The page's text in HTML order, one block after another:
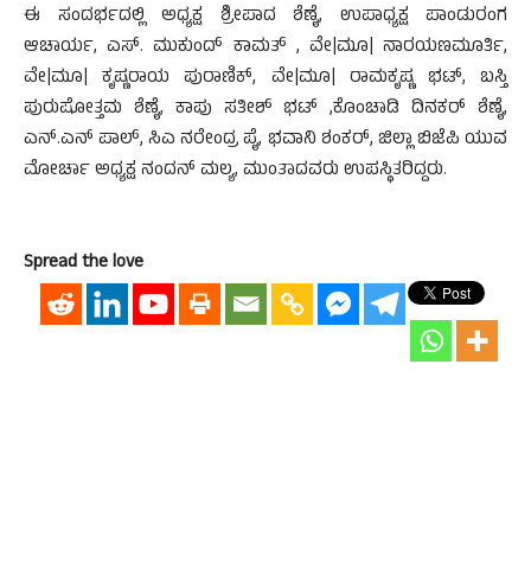
ಈ ಸಂದರ್ಭದಲ್ಲಿ ಅಧ್ಯಕ್ಷ ಶ್ರೀಪಾದ ಶೆಣೈ, ಉಪಾಧ್ಯಕ್ಷ ಪಾಂಡುರಂಗ
ಆಚಾರ್ಯ, ಎಸ್. ಮುಕುಂದ್ ಕಾಮತ್ , ವೇ|ಮೂ| ನಾರಯಣಮೂರ್ತಿ,
ವೇ|ಮೂ| ಕೃಷ್ಣರಾಯ ಪುರಾಣಿಕ್, ವೇ|ಮೂ| ರಾಮಕೃಷ್ಣ ಭಟ್, ಬಸ್ತಿ
ಪುರುಷೋತ್ತಮ ಶೆಣೈ, ಕಾಪು ಸತೀಶ್ ಭಟ್ ,ಕೊಂಚಾಡಿ ದಿನಕರ್ ಶೆಣೈ,
ಎನ್.ಎನ್ ಪಾಲ್, ಸಿಎ ನರೇಂದ್ರ ಪೈ, ಭವಾನಿ ಶಂಕರ್, ಜಿಲ್ಲಾ ಬಿಜೆಪಿ ಯುವ
ಮೋರ್ಚಾ ಅಧ್ಯಕ್ಷ ನಂದನ್ ಮಲ್ಯ, ಮುಂತಾದವರು ಉಪಸ್ಥಿತರಿದ್ದರು.
Spread the love